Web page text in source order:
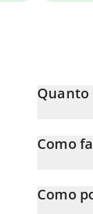
Quanto
Neste
Como
valor em
Como